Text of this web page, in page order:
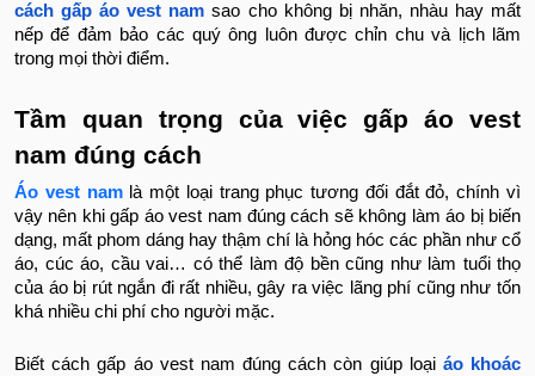
cách gấp áo vest nam sao cho không bị nhăn, nhàu hay mất
nếp để đảm bảo các quý ông luôn được chỉn chu và lịch lãm
trong mọi thời điểm.
Tầm quan trọng của việc gấp áo vest
nam đúng cách
Áo vest namlà một loại trang phục tương đối đắt đỏ, chính vì
vậy nên khi gấp áo vest nam đúng cách sẽ không làm áo bị biến
dạng, mất phom dáng hay thậm chí là hỏng hóc các phần như cổ
áo, cúc áo, cầu vai… có thể làm độ bền cũng như làm tuổi thọ
của áo bị rút ngắn đi rất nhiều, gây ra việc lãng phí cũng như tốn
khá nhiều chi phí cho người mặc.
Biết cách gấp áo vest nam đúng cách còn giúp loại áo khoác